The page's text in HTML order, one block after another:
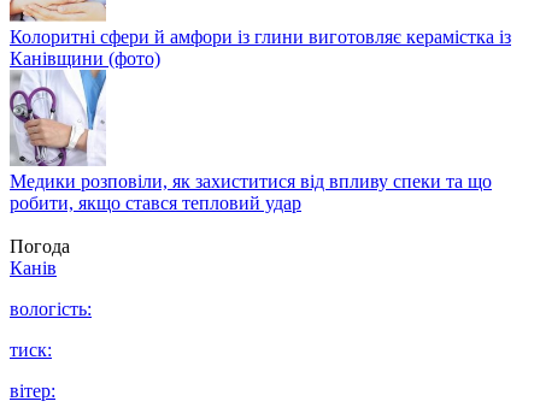
Колоритні сфери й амфори із глини виготовляє керамістка із
Канівщини (фото)
Медики розповіли, як захиститися від впливу спеки та що
робити, якщо стався тепловий удар
Погода
Канів
вологість:
тиск:
вітер: